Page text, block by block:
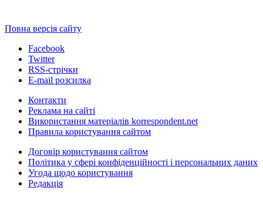
Повна версія сайту
Facebook
Twitter
RSS-стрічки
E-mail розсилка
Контакти
Реклама на сайті
Використання матеріалів korrespondent.net
Правила користування сайтом
Договір користування сайтом
Політика у сфері конфіденційності і персональних даних
Угода щодо користування
Редакція